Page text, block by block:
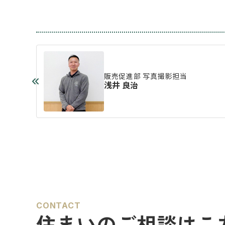
販売促進部 写真撮影担当
浅井 良治
CONTACT